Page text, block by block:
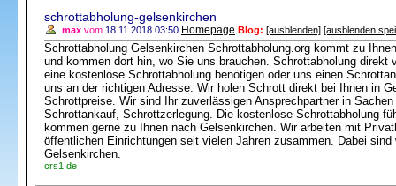
schrottabholung-gelsenkirchen
max vom 18.11.2018 03:50 Homepage Blog: [ausblenden] [ausblenden
Schrottabholung Gelsenkirchen Schrottabholung.org kommt zu
und kommen dort hin, wo Sie uns brauchen. Schrottabholung direkt
eine kostenlose Schrottabholung benötigen oder uns einen
uns an der richtigen Adresse. Wir holen Schrott direkt bei Ihnen in
Schrottpreise. Wir sind Ihr zuverlässigen Ansprechpartner in
Schrottankauf, Schrottzerlegung. Die kostenlose Schrottabholung
kommen gerne zu Ihnen nach Gelsenkirchen. Wir arbeiten mit
öffentlichen Einrichtungen seit vielen Jahren zusammen. Dabei
Gelsenkirchen.
crs1.de